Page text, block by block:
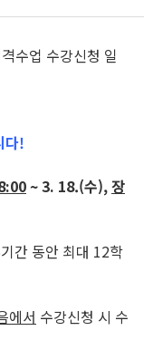
수업 수강신청 일
다!
~ 3. 18.(수),장
간 동안 최대 12학
에서 수강신청 시 수